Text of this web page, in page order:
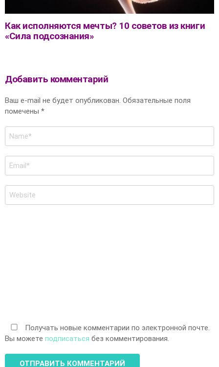
Как исполняются мечты? 10 советов из книги
«Сила подсознания»
Добавить комментарий
Ваш e-mail не будет опубликован. Обязательные поля
помечены *
Имя
*
E-
mail
Сайт
Получать новые комментарии по электронной почте.
Вы можете подписаться без комментирования.